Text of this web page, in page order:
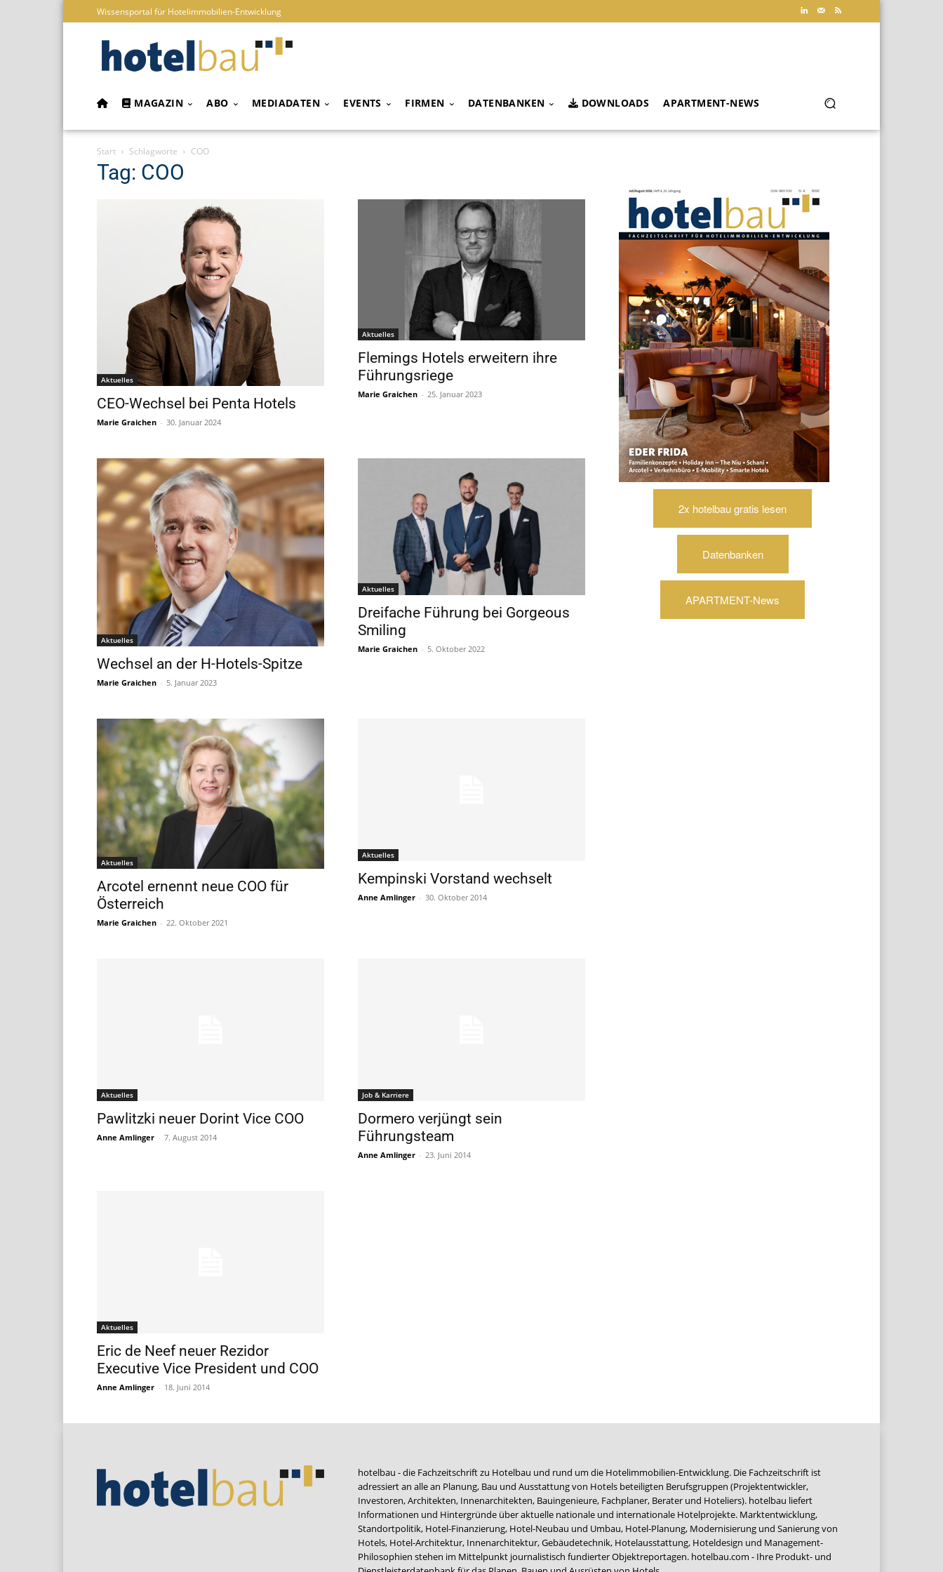
Wissensportal für Hotelimmobilien-Entwicklung
MAGAZIN ABO MEDIADATEN EVENTS FIRMEN DATENBANKEN DOWNLOADS APARTMENT-NEWS
Start Schlagworte COO
Tag: COO
Aktuelles
CEO-Wechsel bei Penta Hotels
Marie Graichen - 30. Januar 2024
Aktuelles
Flemings Hotels erweitern ihre
Führungsriege
Marie Graichen - 25. Januar 2023
Aktuelles
Wechsel an der H-Hotels-Spitze
Marie Graichen - 5. Januar 2023
Aktuelles
Dreifache Führung bei Gorgeous
Smiling
Marie Graichen - 5. Oktober 2022
Aktuelles
Arcotel ernennt neue COO für
Österreich
Marie Graichen - 22. Oktober 2021
Aktuelles
Kempinski Vorstand wechselt
Anne Amlinger - 30. Oktober 2014
Aktuelles
Pawlitzki neuer Dorint Vice COO
Anne Amlinger - 7. August 2014
Job & Karriere
Dormero verjüngt sein
Führungsteam
Anne Amlinger - 23. Juni 2014
Aktuelles
Eric de Neef neuer Rezidor
Executive Vice President und COO
Anne Amlinger - 18. Juni 2014
2x hotelbau gratis lesen
Datenbanken
APARTMENT-News
hotelbau - die Fachzeitschrift zu Hotelbau und rund um die Hotelimmobilien-Entwicklung. Die Fachzeitschrift ist
adressiert an alle an Planung, Bau und Ausstattung von Hotels beteiligten Berufsgruppen (Projektentwickler,
Investoren, Architekten, Innenarchitekten, Bauingenieure, Fachplaner, Berater und Hoteliers). hotelbau liefert
Informationen und Hintergründe über aktuelle nationale und internationale Hotelprojekte. Marktentwicklung,
Standortpolitik, Hotel-Finanzierung, Hotel-Neubau und Umbau, Hotel-Planung, Modernisierung und Sanierung von
Hotels, Hotel-Architektur, Innenarchitektur, Gebäudetechnik, Hotelausstattung, Hoteldesign und Management-
Philosophien stehen im Mittelpunkt journalistisch fundierter Objektreportagen. hotelbau.com - Ihre Produkt- und